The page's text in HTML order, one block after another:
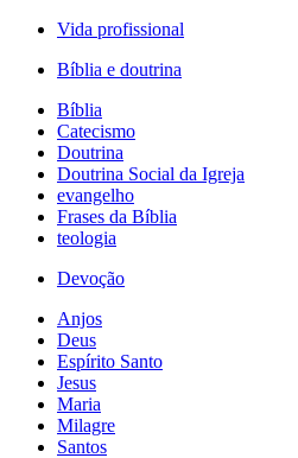
Vida profissional
Bíblia e doutrina
Bíblia
Catecismo
Doutrina
Doutrina Social da Igreja
evangelho
Frases da Bíblia
teologia
Devoção
Anjos
Deus
Espírito Santo
Jesus
Maria
Milagre
Santos